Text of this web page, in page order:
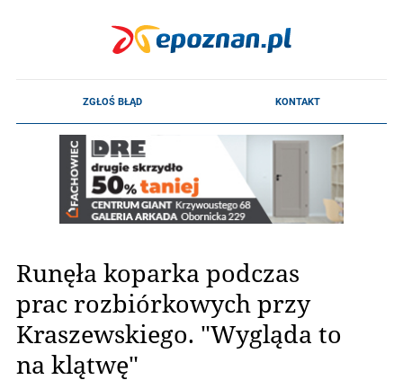
Runęła koparka podczas
prac rozbiórkowych przy
Kraszewskiego. "Wygląda to
na klątwę"